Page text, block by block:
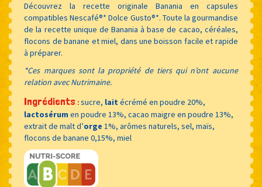
Découvrez la recette originale Banania en capsules
compatibles Nescafé®* Dolce Gusto®*. Toute la gourmandise
de la recette unique de Banania à base de cacao, céréales,
flocons de banane et miel, dans une boisson facile et rapide
à préparer.
*Ces marques sont la propriété de tiers qui n’ont aucune
relation avec Nutrimaine.
Ingrédients :sucre, laitécrémé en poudre 20%,
lactosérumen poudre 13%, cacao maigre en poudre 13%,
extrait de malt d’orge1%, arômes naturels, sel, maïs,
flocons de banane 0,15%, miel